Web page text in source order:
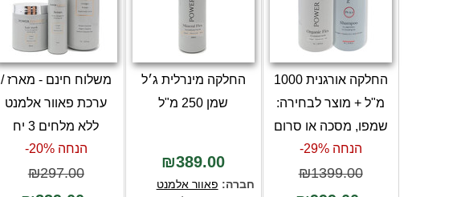
החלקה אורגנית 1000
מ"ל + מוצר לבחירה:
שמפו, מסכה או סרום
הנחה 29%-
₪1399.00
החלקה מינרלית ג׳ל
שמן 250 מ"ל
₪389.00
חברה: פאוור אלמנט
משלוח חינם - מארז /
ערכת פאוור אלמנט
ללא מלחים 3 יח
הנחה 20%-
₪297.00